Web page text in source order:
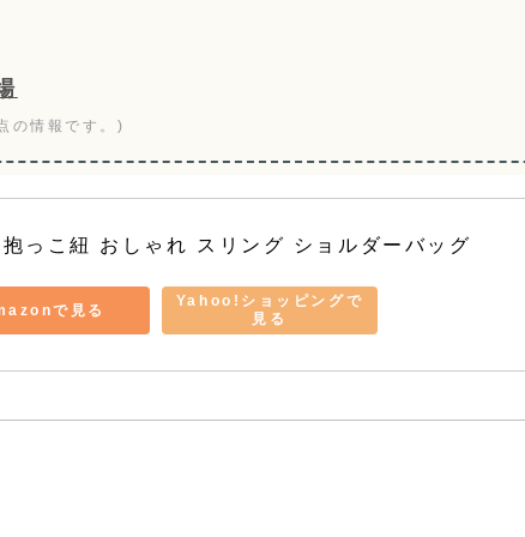
の情報です。)
っこ紐 おしゃれ スリング ショルダーバッグ
で見る
Yahoo!ショッピングで
見る